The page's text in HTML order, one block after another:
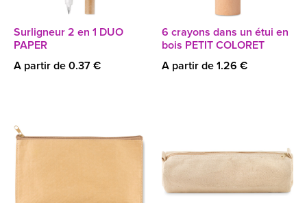
Surligneur 2 en 1 DUO
PAPER
A partir de 0.37 €
6 crayons dans un étui en
bois PETIT COLORET
A partir de 1.26 €